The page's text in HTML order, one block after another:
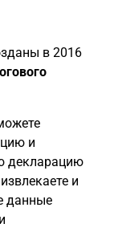
в 2016
и
декларацию
и
данные